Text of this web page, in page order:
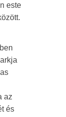
este
az
és